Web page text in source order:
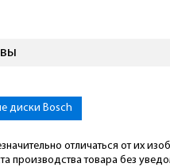
диски Bosch
отличаться от их
производства товара без